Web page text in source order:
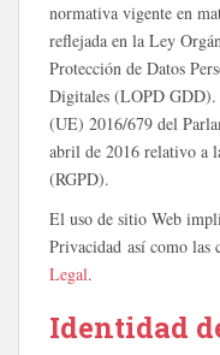
normativa vigente en
reflejada en la Ley
Protección de Datos
Digitales (LOPD GDD).
(UE) 2016/679 del
abril de 2016 relativo a
(RGPD).
El uso de sitio Web
Privacidad así como las
Legal.
Identidad